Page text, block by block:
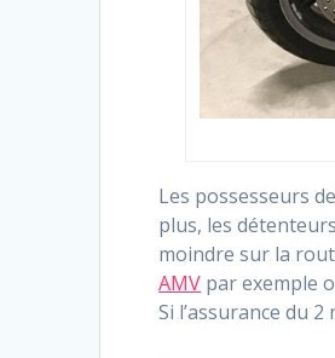
Les possesseurs
plus, les
moindre sur la
AMV par exemple
Si l’assurance du